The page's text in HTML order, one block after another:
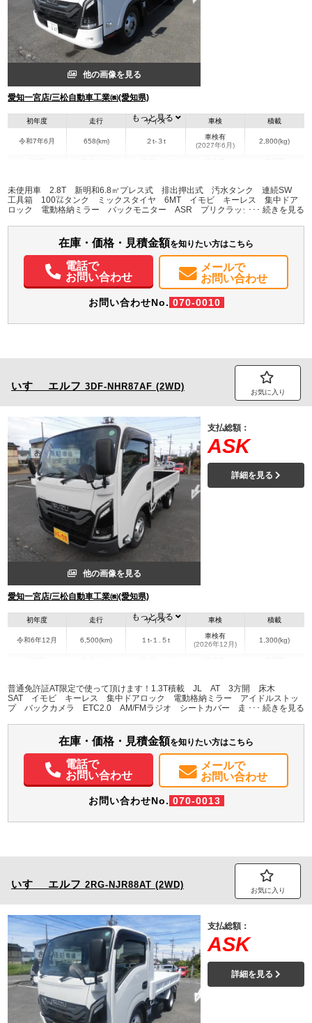
他の画像を見る
愛知一宮店/三松自動車工業㈱(愛知県)
初年度
令和7年6月
走行
658(km)
サイズ
２t-３t
車検
車検有
(2027年6月)
積載
2,800(kg)
愛知県 -
W:2,110
H:2,360
無
パワステ パワーウィンドウ ABS エアバッグ
集中ドアロック
電動格納ミラー
バックモニター
取扱説明書（一部含む）
メンテナンスノート（保証書）
もっと見る
未使用車 2.8T 新明和6.8㎥プレス式 排出押出式 汚水タンク 連続SW
工具箱 100㍑タンク ミックスタイヤ 6MT イモビ キーレス 集中ドア
ロック 電動格納ミラー バックモニター ASR プリクラッシュブレーキ他
アバイザー 走行：660km 車検：令和9年6月18日 希少なエルフ塵芥車！
在庫・価格・見積金額を知りたい方はこちら
電話で
お問い合わせ
メールで
お問い合わせ
お問い合わせNo. 070-0010
いすゞ エルフ 3DF-NHR87AF (2WD)
お気に入り
他の画像を見る
愛知一宮店/三松自動車工業㈱(愛知県)
支払総額：
ASK
詳細を見る
初年度
令和6年12月
走行
6,500(km)
サイズ
１t-１.５t
車検
車検有
(2026年12月)
積載
1,300(kg)
愛知県
W:1,620
H:380
W:1,690
H:1,960
無
パワステ パワーウィンドウ ABS エアバッグ
集中ドアロック
電動格納ミラー
ETC バックモニター
記録簿（一部含む）
取扱説明書（一部含む）
メンテナンスノート（保証書）
もっと見る
普通免許証AT限定で使って頂けます！1.3T積載 JL AT 3方開 床木
SAT イモビ キーレス 集中ドアロック 電動格納ミラー アイドルストッ
プ バックカメラ ETC2.0 AM/FMラジオ シートカバー 走行：
在庫・価格・見積金額を知りたい方はこちら
電話で
お問い合わせ
メールで
お問い合わせ
お問い合わせNo. 070-0013
いすゞ エルフ 2RG-NJR88AT (2WD)
お気に入り
支払総額：
ASK
詳細を見る